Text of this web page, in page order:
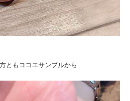
ともココエサンプルから